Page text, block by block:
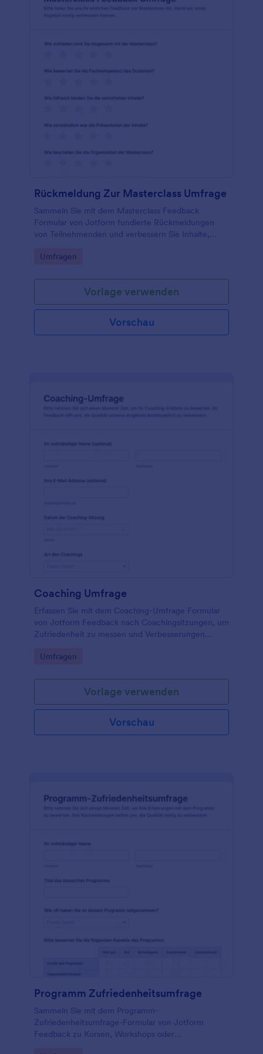
Rückmeldung Zur Masterclass Umfrage
Sammeln Sie mit dem Masterclass Feedback
Formular von Jotform fundierte Rückmeldungen
von Teilnehmenden und verbessern Sie Inhalte,
durch einfache Online-Daten erfassen und klare
Go to Category:
Umfragen
Vorlage verwenden
Vorschau
Coaching Umfrage
Erfassen Sie mit dem Coaching-Umfrage Formular
von Jotform Feedback nach Coachingsitzungen, um
Zufriedenheit zu messen und Verbesserungen
Personalentwicklung.
Go to Category:
Umfragen
Vorlage verwenden
Vorschau
Programm Zufriedenheitsumfrage
Sammeln Sie mit dem Programm-
Zufriedenheitsumfrage-Formular von Jotform
Feedback zu Kursen, Workshops oder